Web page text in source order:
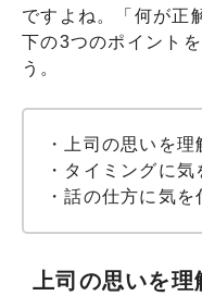
ですよね。「何が正
下の3つのポイント
う。
・上司の思いを理
・タイミングに気
・話の仕方に気を
上司の思いを理